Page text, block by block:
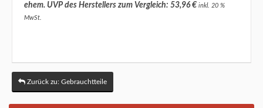
ehem. UVP des Herstellers zum Vergleich: 53,96 € inkl. 20 %
MwSt.
Zurück zu: Gebrauchtteile